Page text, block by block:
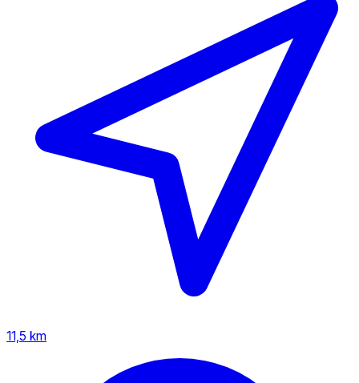
11,5 km